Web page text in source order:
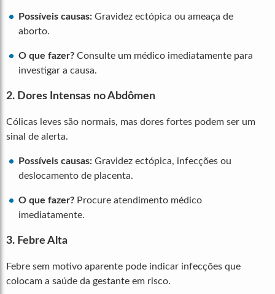
Possíveis causas: Gravidez ectópica ou ameaça de
aborto.
O que fazer? Consulte um médico imediatamente para
investigar a causa.
2. Dores Intensas no Abdômen
Cólicas leves são normais, mas dores fortes podem ser um
sinal de alerta.
Possíveis causas: Gravidez ectópica, infecções ou
deslocamento de placenta.
O que fazer? Procure atendimento médico
imediatamente.
3. Febre Alta
Febre sem motivo aparente pode indicar infecções que
colocam a saúde da gestante em risco.